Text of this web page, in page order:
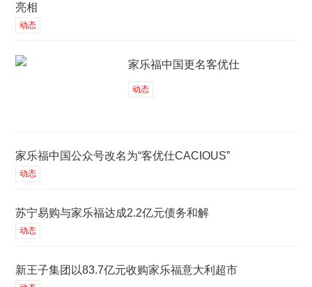
亮相
动态
家乐福中国更名客优仕
动态
家乐福中国公众号改名为“客优仕CACIOUS”
动态
苏宁易购与家乐福达成2.2亿元债务和解
动态
新王子集团以83.7亿元收购家乐福意大利超市